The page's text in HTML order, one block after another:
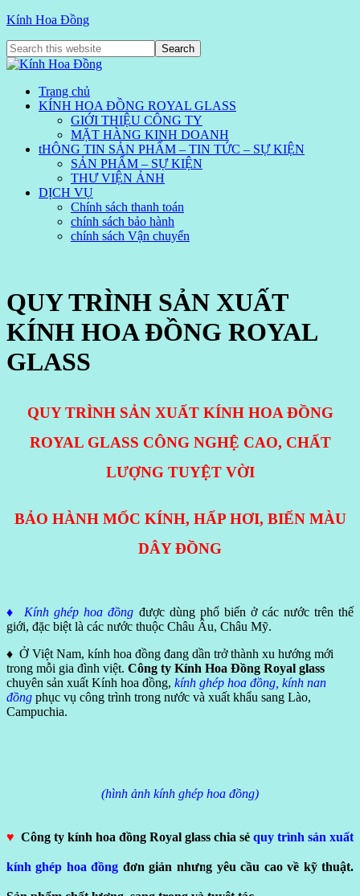
Kính Hoa Đồng
Trang chủ
KÍNH HOA ĐỒNG ROYAL GLASS
GIỚI THIỆU CÔNG TY
MẶT HÀNG KINH DOANH
tHÔNG TIN SẢN PHẨM – TIN TỨC – SỰ KIỆN
SẢN PHẨM – SỰ KIỆN
THƯ VIỆN ẢNH
DỊCH VỤ
Chính sách thanh toán
chính sách bảo hành
chính sách Vận chuyển
QUY TRÌNH SẢN XUẤT
KÍNH HOA ĐỒNG ROYAL
GLASS
QUY TRÌNH SẢN XUẤT KÍNH HOA ĐỒNG
ROYAL GLASS CÔNG NGHỆ CAO, CHẤT
LƯỢNG TUYỆT VỜI
BẢO HÀNH MỐC KÍNH, HẤP HƠI, BIẾN MÀU
DÂY ĐỒNG
♦ Kính ghép hoa đồng được dùng phổ biến ở các nước trên thế
giới, đặc biệt là các nước thuộc Châu Âu, Châu Mỹ.
♦ Ở Việt Nam, kính hoa đồng đang dần trở thành xu hướng mới
trong mỗi gia đình việt. Công ty Kính Hoa Đồng Royal glass
chuyên sản xuất Kính hoa đồng, kính ghép hoa đồng, kính nan
đồng phục vụ công trình trong nước và xuất khẩu sang Lào,
Campuchia.
(hình ảnh kính ghép hoa đồng)
♥ Công ty kính hoa đồng Royal glass chia sẻ quy trình sản xuất
kính ghép hoa đồng đơn giản nhưng yêu cầu cao về kỹ thuật.